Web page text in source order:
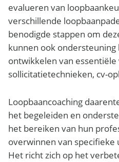
evalueren van
verschillende
benodigde stappen om
kunnen ook
ontwikkelen van essentiële
sollicitatietechnieken, cv-
Loopbaancoaching
het begeleiden en
het bereiken van hun
overwinnen van specifieke
Het richt zich op het